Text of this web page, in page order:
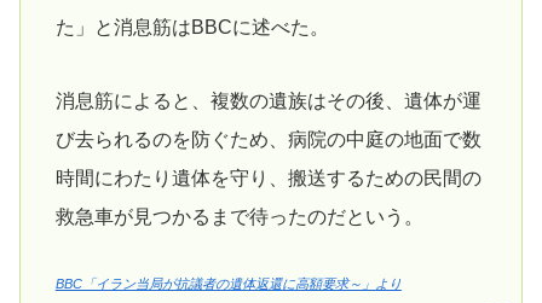
た」と消息筋はBBCに述べた。
消息筋によると、複数の遺族はその後、遺体が運
び去られるのを防ぐため、病院の中庭の地面で数
時間にわたり遺体を守り、搬送するための民間の
救急車が見つかるまで待ったのだという。
BBC「イラン当局が抗議者の遺体返還に高額要求～」より